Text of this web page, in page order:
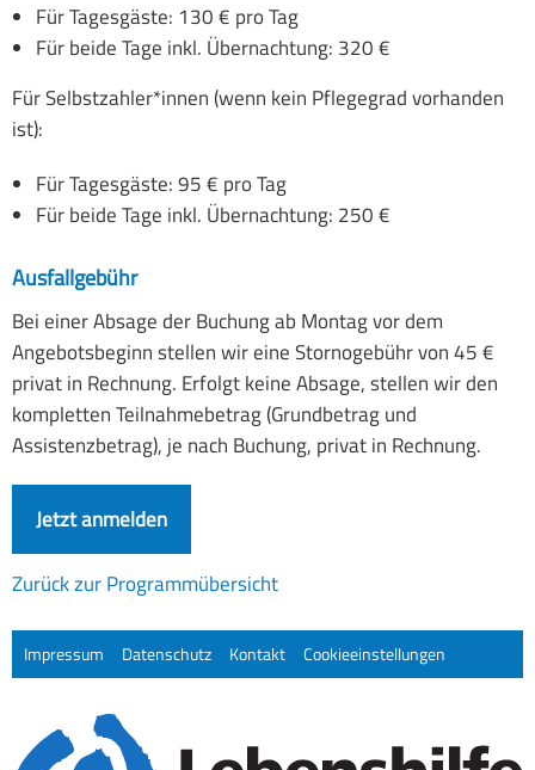
Für Tagesgäste: 130 € pro Tag
Für beide Tage inkl. Übernachtung: 320 €
Für Selbstzahler*innen (wenn kein Pflegegrad vorhanden
ist):
Für Tagesgäste: 95 € pro Tag
Für beide Tage inkl. Übernachtung: 250 €
Ausfallgebühr
Bei einer Absage der Buchung ab Montag vor dem
Angebotsbeginn stellen wir eine Stornogebühr von 45 €
privat in Rechnung. Erfolgt keine Absage, stellen wir den
kompletten Teilnahmebetrag (Grundbetrag und
Assistenzbetrag), je nach Buchung, privat in Rechnung.
Jetzt anmelden
Zurück zur Programmübersicht
Impressum Datenschutz Kontakt Cookieeinstellungen